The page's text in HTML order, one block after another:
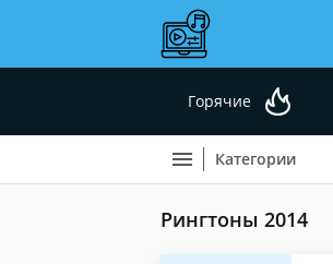
Горячие
Категории
Рингтоны 2014